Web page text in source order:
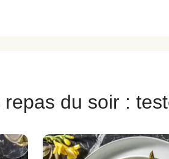
repas du soir :